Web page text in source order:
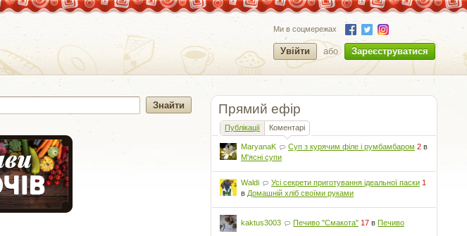
Ми в соцмережах
Увійти або Зареєструватися
Прямий ефір
Публікації Коментарі
MaryanaK Суп з курячим філе і румбамбаром 2 в
М'ясні супи
Waldi Усі секрети приготування ідеальної паски 1
в Домашній хліб своїми руками
kaktus3003 Печиво "Смакота" 17 вПечиво